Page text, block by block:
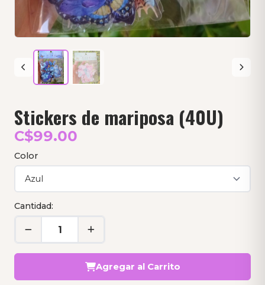
Stickers de mariposa (40U)
C$99.00
Color
Cantidad:
Agregar al Carrito